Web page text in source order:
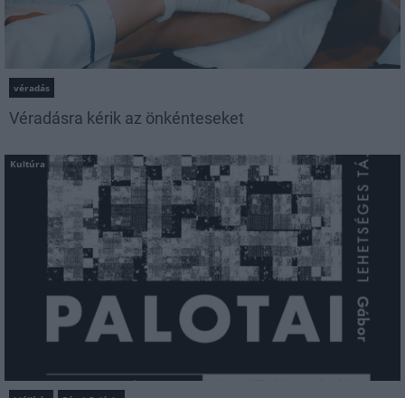
véradás
Véradásra kérik az önkénteseket
Kultúra